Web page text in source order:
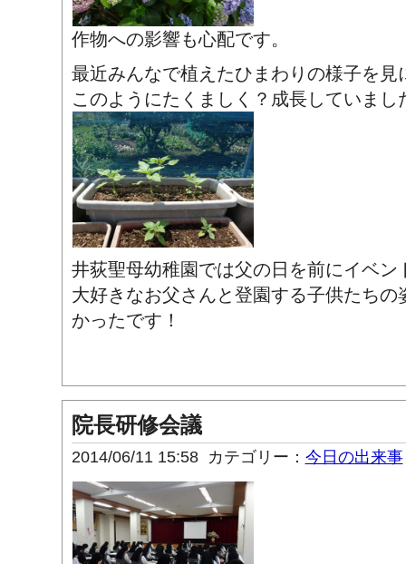
作物への影響も心配です。
最近みんなで植えたひまわりの様子を見
このようにたくましく？成長していまし
井荻聖母幼稚園では父の日を前にイベン
大好きなお父さんと登園する子供たちの
かったです！
院長研修会議
2014/06/11 15:58 カテゴリー： 今日の出来事